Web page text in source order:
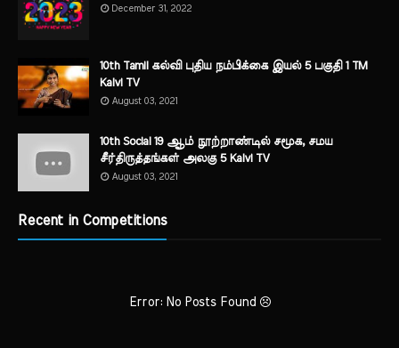
December 31, 2022
10th Tamil கல்வி புதிய நம்பிக்கை இயல் 5 பகுதி 1 TM
Kalvi TV
August 03, 2021
10th Social 19 ஆம் நூற்றாண்டில் சமூக, சமய
சீர்திருத்தங்கள் அலகு 5 Kalvi TV
August 03, 2021
Recent in Competitions
Error: No Posts Found